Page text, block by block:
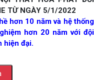
TỪ NGÀY 5/1/2022
hơn 10 năm và hệ thống
hơn 20 năm với đội
hiện đại.